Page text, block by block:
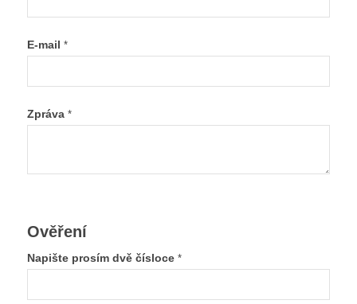
E-mail *
Zpráva *
Ověření
Napište prosím dvě čísloce *